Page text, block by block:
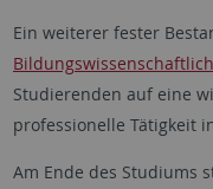
Ein weiterer fester
Studierenden auf eine
professionelle Tätigkeit
Am Ende des Studiums